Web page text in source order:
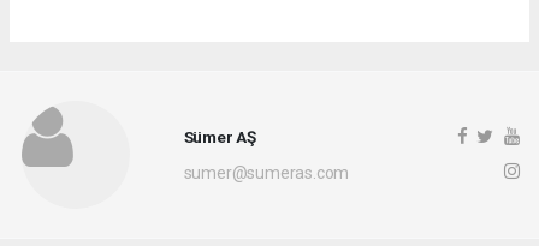
Sümer AŞ
sumer@sumeras.com